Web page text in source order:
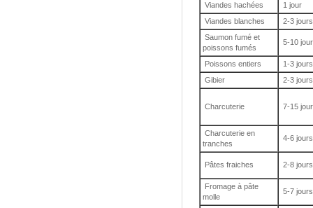
Viandes hachées
1 jour
Viandes blanches
2-3 jours
Saumon fumé et
poissons fumés
5-10
Poissons entiers
1-3 jours
Gibier
2-3 jours
Charcuterie 7-15
Charcuterie en
tranches
4-6 jours
Pâtes fraiches 2-8 jours
Fromage à pâte
molle
5-7 jours